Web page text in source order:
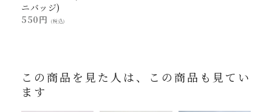
ニバッジ)
550円
(税込)
この商品を見た人は、この商品も見てい
ます